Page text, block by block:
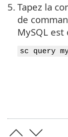
5. Tapez la
de
MySQL
sc query